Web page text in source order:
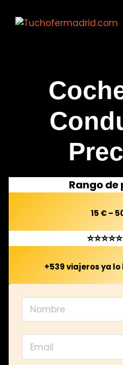
Rango de
15 € –
+539 viajeros ya